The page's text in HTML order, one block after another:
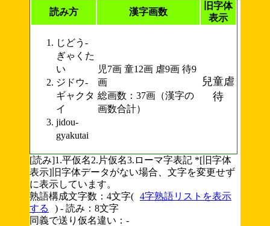
読み方 漢字画数
旧字体
表示
じどう-
ぎゃくた
い
ジドウ-
ギャクタ
イ
jidou-
gyakutai
児7画 童12画 虐9画 待9
画
総画数：37画（漢字の
画数合計）
兒童虐
待
[読み]1.平仮名2.片仮名3.ローマ字表記 *[旧字体
表示]旧字体データがない場合、文字を変更せず
に表示しています。
熟語構成文字数：4文字( 4字熟語リストを表示
する
) - 読み：8文字
同義で送り仮名違い：-